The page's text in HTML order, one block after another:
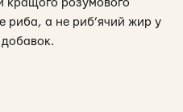
кращого розумового
риба, а не риб’ячий жир у
добавок.